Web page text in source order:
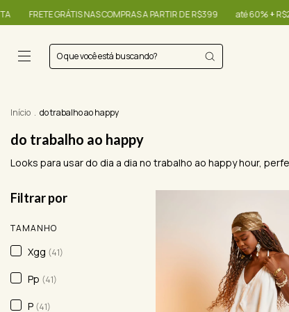
PARTIR DE R$399 até 60% + R$20,00 OFF - use o cupom OIBONITA
Início . do trabalho ao happy
do trabalho ao happy
Looks para usar do dia a dia no trabalho ao happy hour,
Filtrar por
TAMANHO
Xgg (41)
Pp (41)
P (41)